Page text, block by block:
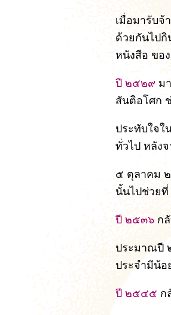
เมื่อมารับจ้
ด้วยกันไปกิ
หนังสือ ขอ
ปี ๒๕๒๙ ม
สันติอโศก
ประทับใจใ
ทั่วไป หลัง
๕ ตุลาคม
นั้นไปช่วยที่
ปี ๒๕๓๖ ก
ประมาณปี
ประจำมีน้อ
ปี ๒๕๔๕ ก